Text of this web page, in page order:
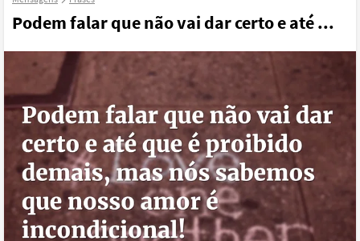
REFLEXÃO
AGRADECIMENTO
NAMORO
VER TODAS
Podem falar que não vai dar certo e até ...